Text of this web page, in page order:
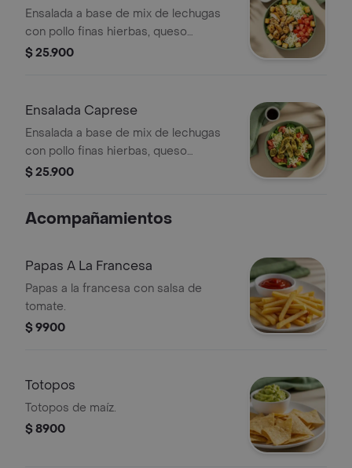
Ensalada a base de mix de lechugas
con pollo finas hierbas, queso
parmesano, tomate, crutones y
un sándwich o wrap.
$ 25.900
Ensalada Caprese
Ensalada a base de mix de lechugas
con pollo finas hierbas, queso
mozzarella, tomate, pesto y vinagreta
wrap.
$ 25.900
Acompañamientos
Papas A La Francesa
Papas a la francesa con salsa de
tomate.
$ 9900
Totopos
Totopos de maíz.
$ 8900